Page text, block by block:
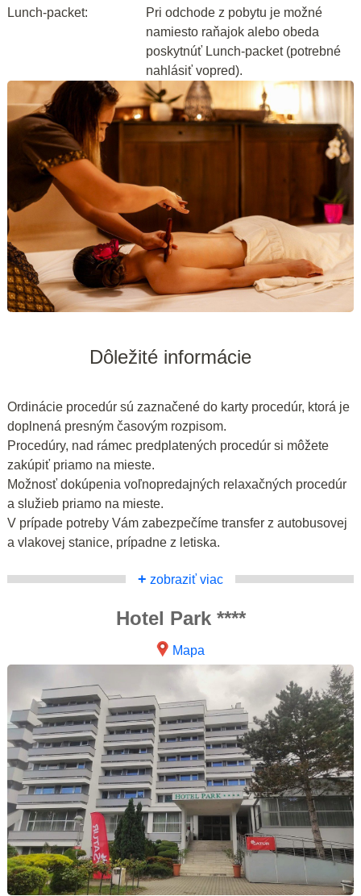
Lunch-packet:
Pri odchode z pobytu je možné
namiesto raňajok alebo obeda
poskytnúť Lunch-packet (potrebné
nahlásiť vopred).
Dôležité informácie
Ordinácie procedúr sú zaznačené do karty procedúr, ktorá je
doplnená presným časovým rozpisom.
Procedúry, nad rámec predplatených procedúr si môžete
zakúpiť priamo na mieste.
Možnosť dokúpenia voľnopredajných relaxačných procedúr
a služieb priamo na mieste.
V prípade potreby Vám zabezpečíme transfer z autobusovej
a vlakovej stanice, prípadne z letiska.
+ zobraziť viac
Hotel Park ****
Mapa